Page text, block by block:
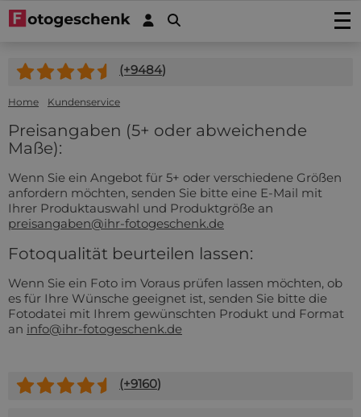
Foto drucken
FineArt Prints
Fotobücher
Wanddekoration
Foto auf Acrylglas
Foto auf Forex
Foto auf Plexibond
Kaschierte Fotos (Gallery Prints)
Fotoabzug kaschiert auf Aluminium
Fotoabzug kaschiert hinter Acrylglas/Plexiglas
Spannleinwand
Fototapete Rollenbreite 50cm
Sechseck, Kreis, Oval oder Herz
Foto auf Holz
Foto auf Multiplex
Foto auf Fichtenholz
Fotoblock aus Holz
Foto auf astfreiem Ayous-Holz
Foto auf Hartfaser Poster (neu!)
Gartenposter
Gartenposter (mit Ösen)
Outdoor-Leinwand auf Rahmen
Fotogeschenke
Foto auf Acrylblock
Fotopuzzles
Fotomemory
Untersetzer
Induktionsschutz mit Foto
Küchenrückwand
Dartmatte
Bodenmatte
Sticker
Fotosticker
Autoaufkleber/Wohnmobilaufkleber
Türaufkleber
Wandsticker
Magnetsticker
Fensteraufkleber
Aktionprodukte
Foto Memory
Kinderpuzzle aus Holz
Foto Schlüsselring
Fotopuzzle 1000
Fotos in Rund
Service/Kontakt
Kontakt
Zubehör
FAQ
Fotogeschenk PRO
Über uns
(+9484)
Home Kundenservice
Preisangaben (5+ oder abweichende
Maße):
Wenn Sie ein Angebot für 5+ oder verschiedene Größen
anfordern möchten, senden Sie bitte eine E-Mail mit
Ihrer Produktauswahl und Produktgröße an
preisangaben@ihr-fotogeschenk.de
Fotoqualität beurteilen lassen:
Wenn Sie ein Foto im Voraus prüfen lassen möchten, ob
es für Ihre Wünsche geeignet ist, senden Sie bitte die
Fotodatei mit Ihrem gewünschten Produkt und Format
an info@ihr-fotogeschenk.de
(+9160)